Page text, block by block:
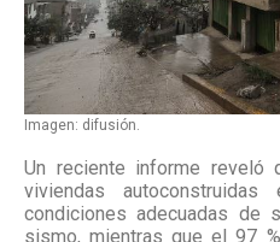
Imagen: difusión.
Un reciente informe
viviendas
condiciones adecuadas de
sismo, mientras que el 97